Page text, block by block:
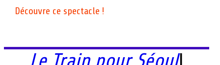
Découvre ce spectacle !